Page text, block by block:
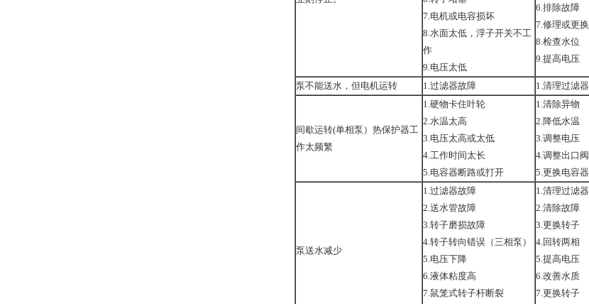
7.电机或电容损坏
8.水面太低，浮子开关不工
作
9.电压太低
6.排除故障
7.修理或更换
8.检查水位
9.提高电压
泵不能送水，但电机运转 1.过滤器故障 1.清理过滤器
间歇运转(单相泵）热保护器工
作太频繁
1.硬物卡住叶轮
2.水温太高
3.电压太高或太低
4.工作时间太长
5.电容器断路或打开
1.清除异物
2.降低水温
3.调整电压
4.调整出口阀
5.更换电容器
泵送水减少
1.过滤器故障
2.送水管故障
3.转子磨损故障
4.转子转向错误（三相泵）
5.电压下降
6.液体粘度高
7.鼠笼式转子杆断裂
1.清理过滤器
2.清除故障
3.更换转子
4.回转两相
5.提高电压
6.改善水质
7.更换转子